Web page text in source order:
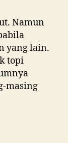
Namun
yang lain.
topi
masing